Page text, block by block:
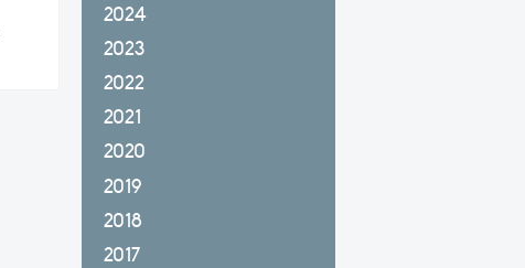
2024
2023
2022
2021
2020
2019
2018
2017